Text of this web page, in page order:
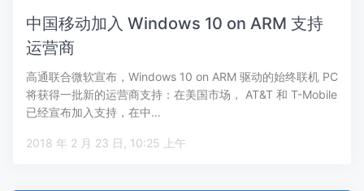
中国移动加入 Windows 10 on ARM 支持
运营商
高通联合微软宣布，Windows 10 on ARM 驱动的始终联机 PC
将获得一批新的运营商支持：在美国市场， AT&T 和 T-Mobile
已经宣布加入支持，在中…
2018 年 2 月 23 日, 10:25 上午